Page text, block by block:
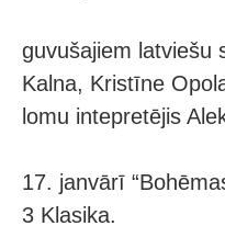
guvušajiem latviešu
Kalna, Kristīne
lomu intepretējis
17. janvārī
3 Klasika.